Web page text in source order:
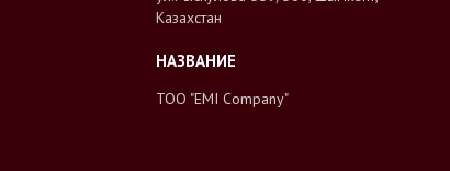
Казахстан
ТОО "EMI Company"